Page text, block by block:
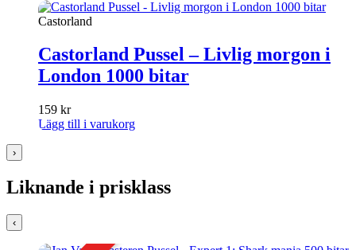
Castorland
Castorland Pussel – Livlig morgon i
London 1000 bitar
159 kr
Lägg till i varukorg
›
Liknande i prisklass
‹